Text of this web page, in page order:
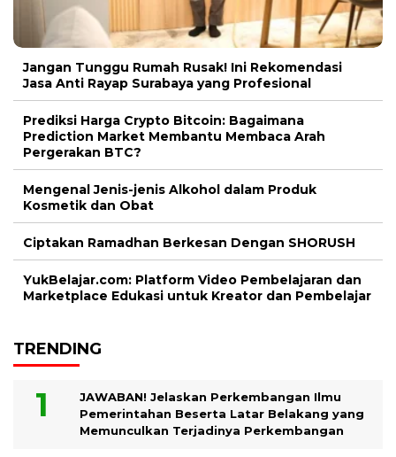
Jangan Tunggu Rumah Rusak! Ini Rekomendasi
Jasa Anti Rayap Surabaya yang Profesional
Prediksi Harga Crypto Bitcoin: Bagaimana
Prediction Market Membantu Membaca Arah
Pergerakan BTC?
Mengenal Jenis-jenis Alkohol dalam Produk
Kosmetik dan Obat
Ciptakan Ramadhan Berkesan Dengan SHORUSH
YukBelajar.com: Platform Video Pembelajaran dan
Marketplace Edukasi untuk Kreator dan Pembelajar
TRENDING
JAWABAN! Jelaskan Perkembangan Ilmu
Pemerintahan Beserta Latar Belakang yang
Memunculkan Terjadinya Perkembangan